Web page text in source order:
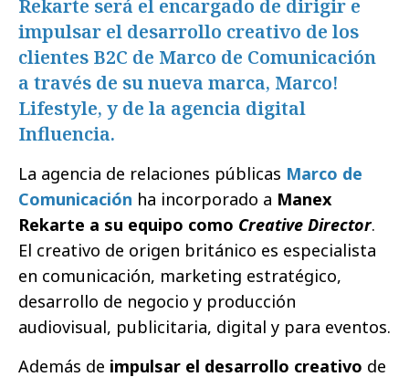
Rekarte será el encargado de dirigir e
impulsar el desarrollo creativo de los
clientes B2C de Marco de Comunicación
a través de su nueva marca, Marco!
Lifestyle, y de la agencia digital
Influencia.
La agencia de relaciones públicas Marco de
Comunicación ha incorporado a Manex
Rekarte a su equipo como Creative Director.
El creativo de origen británico es especialista
en comunicación, marketing estratégico,
desarrollo de negocio y producción
audiovisual, publicitaria, digital y para eventos.
Además de impulsar el desarrollo creativo de